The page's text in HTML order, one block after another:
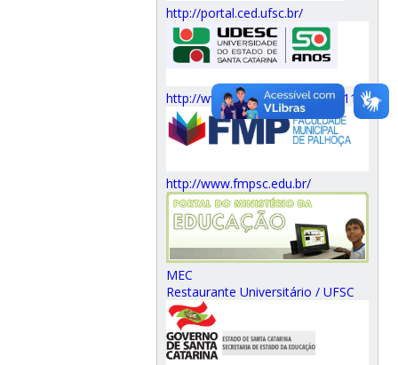
http://portal.ced.ufsc.br/
http://www.faed.udesc.br/?id=111
http://www.fmpsc.edu.br/
MEC
Restaurante Universitário / UFSC